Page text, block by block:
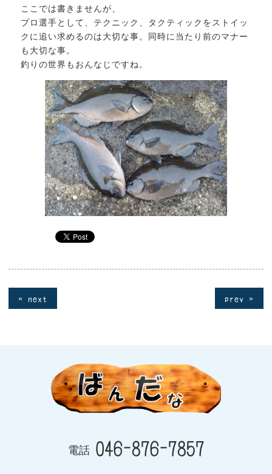
ここでは書きませんが、
プロ選手として、テクニック、タクティックをストイッ
クに追い求めるのは大切な事。同時に当たり前のマナー
も大切な事。
釣りの世界もおんなじですね。
« next prev »
電話 046-876-7857